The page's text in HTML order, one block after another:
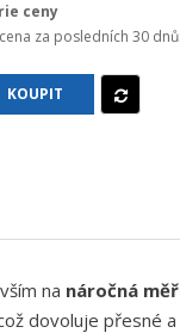
ceny
za posledních 30 dnů:
KOUPIT
na náročná
dovoluje přesné